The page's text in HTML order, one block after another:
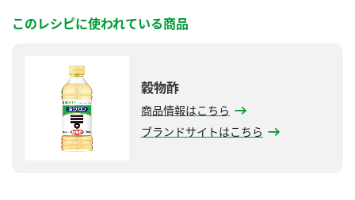
このレシピに使われている商品
穀物酢
商品情報はこちら
ブランドサイトはこちら